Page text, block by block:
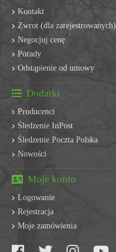
Kontakt
Zwrot (dla zarejestrowanych)
Negocjuj cenę
Porady
Odstąpienie od umowy
Dodatki
Producenci
Śledzenie InPost
Śledzenie Poczta Polska
Nowości
Moje konto
Logowanie
Rejestracja
Moje zamówienia